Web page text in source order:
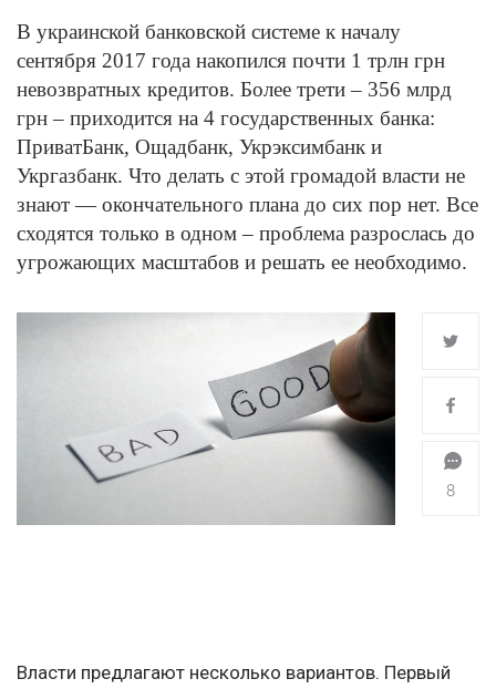
В украинской банковской системе к началу
сентября 2017 года накопился почти 1 трлн грн
невозвратных кредитов. Более трети – 356 млрд
грн – приходится на 4 государственных банка:
ПриватБанк, Ощадбанк, Укрэксимбанк и
Укргазбанк. Что делать с этой громадой власти не
знают — окончательного плана до сих пор нет. Все
сходятся только в одном – проблема разрослась до
угрожающих масштабов и решать ее необходимо.
8
Власти предлагают несколько вариантов. Первый